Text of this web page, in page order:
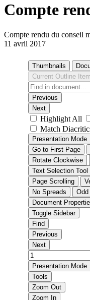
Compte
Compte rendu du conseil
11 avril 2017